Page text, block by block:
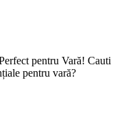
pentru Vară! Cauti
pentru vară?